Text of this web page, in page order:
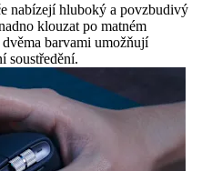
nabízejí hluboký a povzbudivý
klouzat po matném
barvami umožňují
soustředění.